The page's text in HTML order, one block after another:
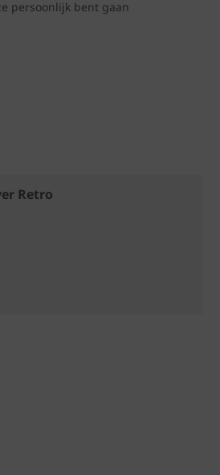
persoonlijk bent gaan
Retro